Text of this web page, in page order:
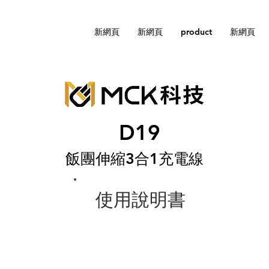
新網頁 新網頁 product 新網頁
D19
飯團伸縮3合1充電線
使用說明書